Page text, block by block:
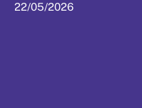
22/05/2026